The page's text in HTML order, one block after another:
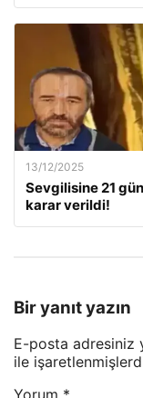
13/12/2025
Sevgilisine 21
karar verildi!
Bir yanıt yazın
E-posta adresiniz
ile